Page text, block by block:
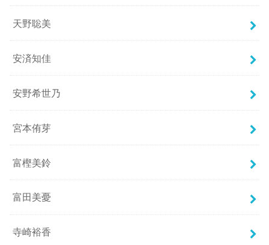
天野聡美
安済知佳
安野希世乃
宮本侑芽
富樫美鈴
富田美憂
寺崎裕香